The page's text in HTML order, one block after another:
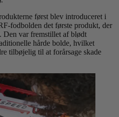
først blev introduceret i
fodbolden det første produkt, der
var fremstillet af blødt
hårde bolde, hvilket
tilbøjelig til at forårsage skade